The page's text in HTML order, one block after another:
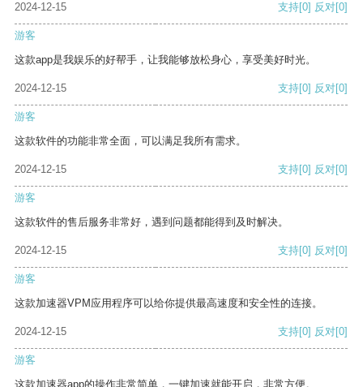
2024-12-15 支持[0] 反对[0]
游客
这款app是我娱乐的好帮手，让我能够放松身心，享受美好时光。
2024-12-15 支持[0] 反对[0]
游客
这款软件的功能非常全面，可以满足我所有需求。
2024-12-15 支持[0] 反对[0]
游客
这款软件的售后服务非常好，遇到问题都能得到及时解决。
2024-12-15 支持[0] 反对[0]
游客
这款加速器VPM应用程序可以给你提供最高速度和安全性的连接。
2024-12-15 支持[0] 反对[0]
游客
这款加速器app的操作非常简单，一键加速就能开启，非常方便。